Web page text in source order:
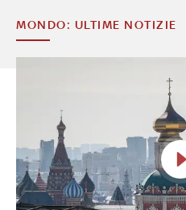
MONDO: ULTIME NOTIZIE